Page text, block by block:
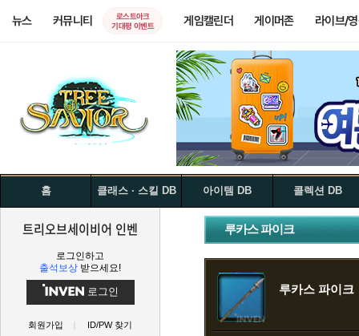
뉴스 커뮤니티
로스트아크
기대평 이벤트
게임캘린더 게이머존 라이브/
홈 클래스 · 스킬 DB 아이템 DB 콜렉션 DB
트리오브세이비어 인벤
로그인하고
출석보상 받으세요!
로그인
회원가입 ID/PW 찾기
루카스 파이크
루카스 파이크